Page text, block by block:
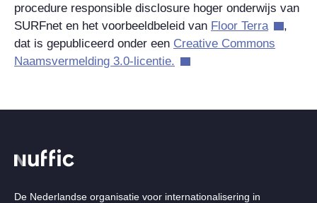
procedure responsible disclosure hoger onderwijs van
SURFnet en het voorbeeldbeleid van Floor Terra
,
dat is gepubliceerd onder een Creative Commons
Naamsvermelding 3.0-licentie.
De Nederlandse organisatie voor internationalisering in